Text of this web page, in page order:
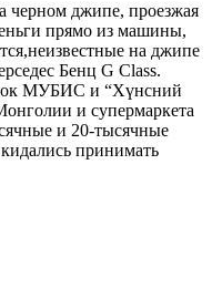
черном джипе, проезжая
прямо из машины,
на джипе
Бенц G Class.
МУБИС и “Хүнсний
и супермаркета
и 20-тысячные
принимать